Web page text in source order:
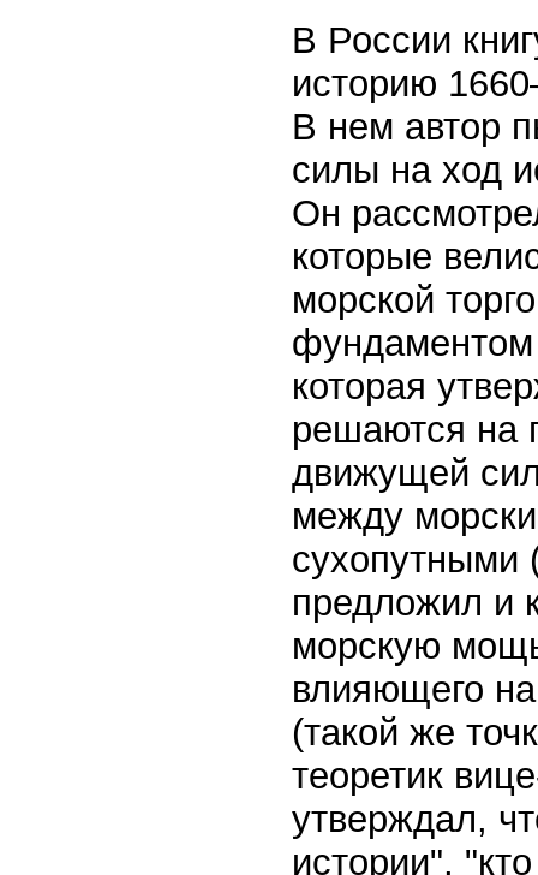
В России
историю
В нем автор
силы на ход
Он
которые
морской
фундаментом
которая
решаются на
движущей
между
сухопутными
предложил и
морскую
влияющего на
(такой же
теоретик
утверждал,
истории",